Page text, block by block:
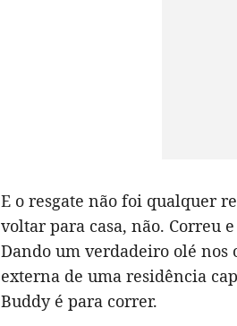
E o resgate não foi qualquer
voltar para casa, não. Correu
Dando um verdadeiro olé nos
externa de uma residência
Buddy é para correr.